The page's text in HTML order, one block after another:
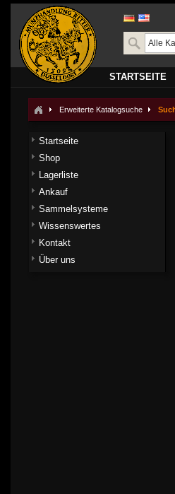
STARTSEITE
Erweiterte Katalogsuche
Startseite
Shop
Lagerliste
Ankauf
Sammelsysteme
Wissenswertes
Kontakt
Über uns